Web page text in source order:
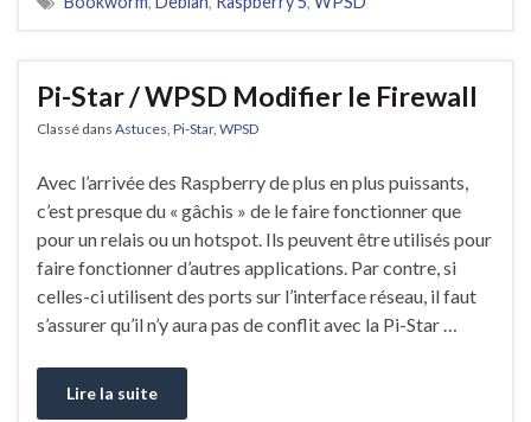
Pi-Star / WPSD Modifier le Firewall
Classé dans Astuces, Pi-Star, WPSD
Avec l’arrivée des Raspberry de plus en plus puissants,
c’est presque du « gâchis » de le faire fonctionner que
pour un relais ou un hotspot. Ils peuvent être utilisés pour
faire fonctionner d’autres applications. Par contre, si
celles-ci utilisent des ports sur l’interface réseau, il faut
s’assurer qu’il n’y aura pas de conflit avec la Pi-Star …
Lire la suite